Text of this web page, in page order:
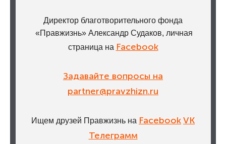
Директор благотворительного фонда
«Правжизнь» Александр Судаков, личная
страница на Facebook
Задавайте вопросы на
partner@pravzhizn.ru
Ищем друзей Правжизнь на FacebookVK
Телеграмм